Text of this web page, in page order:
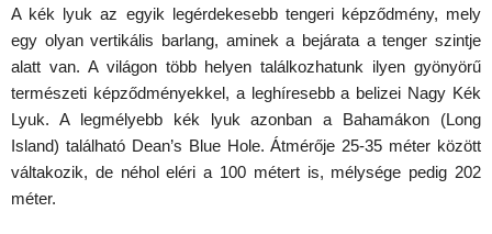
A kék lyuk az egyik legérdekesebb tengeri képződmény, mely
egy olyan vertikális barlang, aminek a bejárata a tenger szintje
alatt van. A világon több helyen találkozhatunk ilyen gyönyörű
természeti képződményekkel, a leghíresebb a belizei Nagy Kék
Lyuk. A legmélyebb kék lyuk azonban a Bahamákon (Long
Island) található Dean’s Blue Hole. Átmérője 25-35 méter között
váltakozik, de néhol eléri a 100 métert is, mélysége pedig 202
méter.